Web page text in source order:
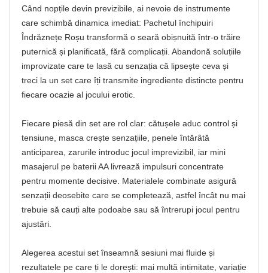
Când nopțile devin previzibile, ai nevoie de instrumente
care schimbă dinamica imediat: Pachetul închipuiri
Îndrăznețe Roșu transformă o seară obișnuită într-o trăire
puternică și planificată, fără complicații. Abandonă soluțiile
improvizate care te lasă cu senzația că lipsește ceva și
treci la un set care îți transmite ingrediente distincte pentru
fiecare ocazie al jocului erotic.
Fiecare piesă din set are rol clar: cătușele aduc control și
tensiune, masca crește senzațiile, penele întărâtă
anticiparea, zarurile introduc jocul imprevizibil, iar mini
masajerul pe baterii AA livrează impulsuri concentrate
pentru momente decisive. Materialele combinate asigură
senzații deosebite care se completează, astfel încât nu mai
trebuie să cauți alte podoabe sau să întrerupi jocul pentru
ajustări.
Alegerea acestui set înseamnă sesiuni mai fluide și
rezultatele pe care ți le dorești: mai multă intimitate, variație